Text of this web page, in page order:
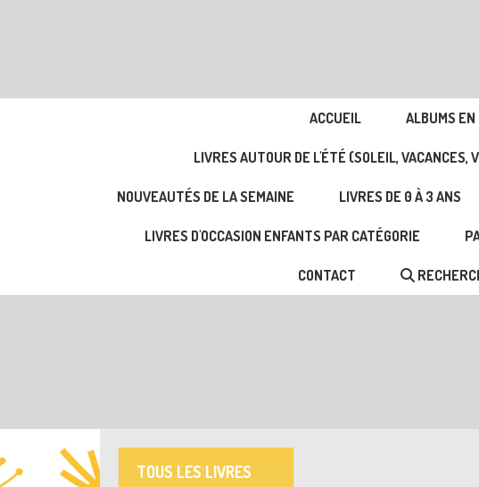
ACCUEIL ALBUMS EN
LIVRES AUTOUR DE L'ÉTÉ (SOLEIL, VACANCES,
NOUVEAUTÉS DE LA SEMAINE LIVRES DE 0 À 3 ANS
LIVRES D'OCCASION ENFANTS PAR CATÉGORIE
CONTACT
TOUS LES LIVRES